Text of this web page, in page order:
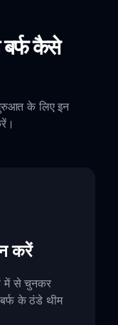
कैसे
के लिए इन
करें
में से चुनकर
के ठंडे थीम